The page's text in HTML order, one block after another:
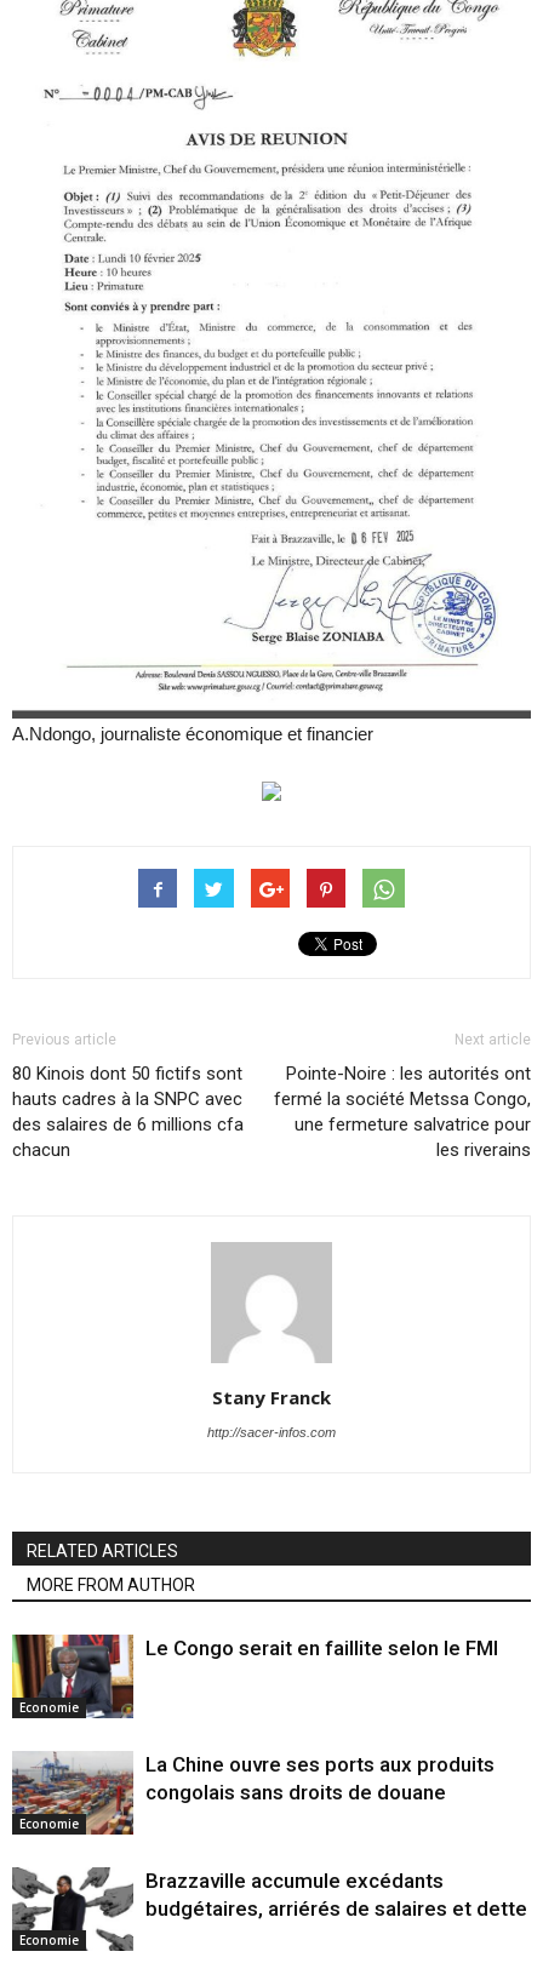
A.Ndongo, journaliste économique et financier
Previous article
80 Kinois dont 50 fictifs sont
hauts cadres à la SNPC avec
des salaires de 6 millions cfa
chacun
Next article
Pointe-Noire : les autorités ont
fermé la société Metssa Congo,
une fermeture salvatrice pour
les riverains
Stany Franck
http://sacer-infos.com
RELATED ARTICLES
MORE FROM AUTHOR
Economie
Le Congo serait en faillite selon le FMI
Economie
La Chine ouvre ses ports aux produits
congolais sans droits de douane
Economie
Brazzaville accumule excédants
budgétaires, arriérés de salaires et dette